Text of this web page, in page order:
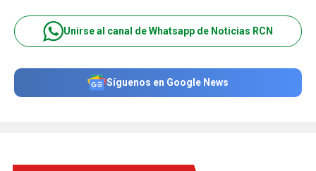
Unirse al canal de Whatsapp de Noticias RCN
Síguenos en Google News